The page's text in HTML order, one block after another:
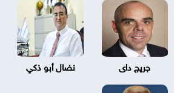
جريج داى نضال أبو ذكي